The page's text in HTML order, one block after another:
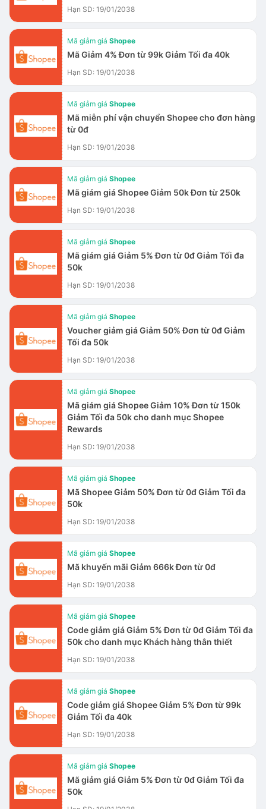
Hạn SD: 19/01/2038
Mã giảm giá Shopee
Mã Giảm 4% Đơn từ 99k Giảm Tối đa 40k
Hạn SD: 19/01/2038
Mã giảm giá Shopee
Mã miễn phí vận chuyển Shopee cho đơn hàng
từ 0đ
Hạn SD: 19/01/2038
Mã giảm giá Shopee
Mã giám giá Shopee Giảm 50k Đơn từ 250k
Hạn SD: 19/01/2038
Mã giảm giá Shopee
Mã giám giá Giảm 5% Đơn từ 0đ Giảm Tối đa
50k
Hạn SD: 19/01/2038
Mã giảm giá Shopee
Voucher giảm giá Giảm 50% Đơn từ 0đ Giảm
Tối đa 50k
Hạn SD: 19/01/2038
Mã giảm giá Shopee
Mã giám giá Shopee Giảm 10% Đơn từ 150k
Giảm Tối đa 50k cho danh mục Shopee
Rewards
Hạn SD: 19/01/2038
Mã giảm giá Shopee
Mã Shopee Giảm 50% Đơn từ 0đ Giảm Tối đa
50k
Hạn SD: 19/01/2038
Mã giảm giá Shopee
Mã khuyến mãi Giảm 666k Đơn từ 0đ
Hạn SD: 19/01/2038
Mã giảm giá Shopee
Code giảm giá Giảm 5% Đơn từ 0đ Giảm Tối đa
50k cho danh mục Khách hàng thân thiết
Hạn SD: 19/01/2038
Mã giảm giá Shopee
Code giảm giá Shopee Giảm 5% Đơn từ 99k
Giảm Tối đa 40k
Hạn SD: 19/01/2038
Mã giảm giá Shopee
Mã giảm giá Giảm 5% Đơn từ 0đ Giảm Tối đa
50k